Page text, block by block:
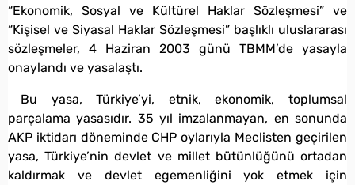
“Ekonomik, Sosyal ve Kültürel Haklar Sözleşmesi” ve
“Kişisel ve Siyasal Haklar Sözleşmesi” başlıklı uluslararası
sözleşmeler, 4 Haziran 2003 günü TBMM’de yasayla
onaylandı ve yasalaştı.
Bu yasa, Türkiye’yi, etnik, ekonomik, toplumsal
parçalama yasasıdır. 35 yıl imzalanmayan, en sonunda
AKP iktidarı döneminde CHP oylarıyla Meclisten geçirilen
yasa, Türkiye’nin devlet ve millet bütünlüğünü ortadan
kaldırmak ve devlet egemenliğini yok etmek için